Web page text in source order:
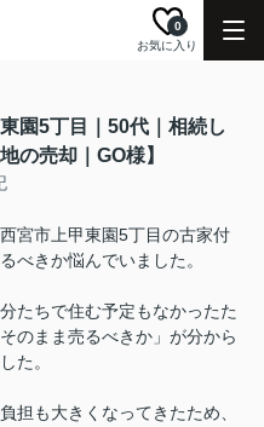
お気に入り
0
東園5丁目｜50代｜相続し
の売却｜GO様】
宮市上甲東園5丁目の古家付
べきか悩んでいました。
たちで住む予定もなかったた
のまま売るべきか」が分から
た。
担も大きくなってきたため、